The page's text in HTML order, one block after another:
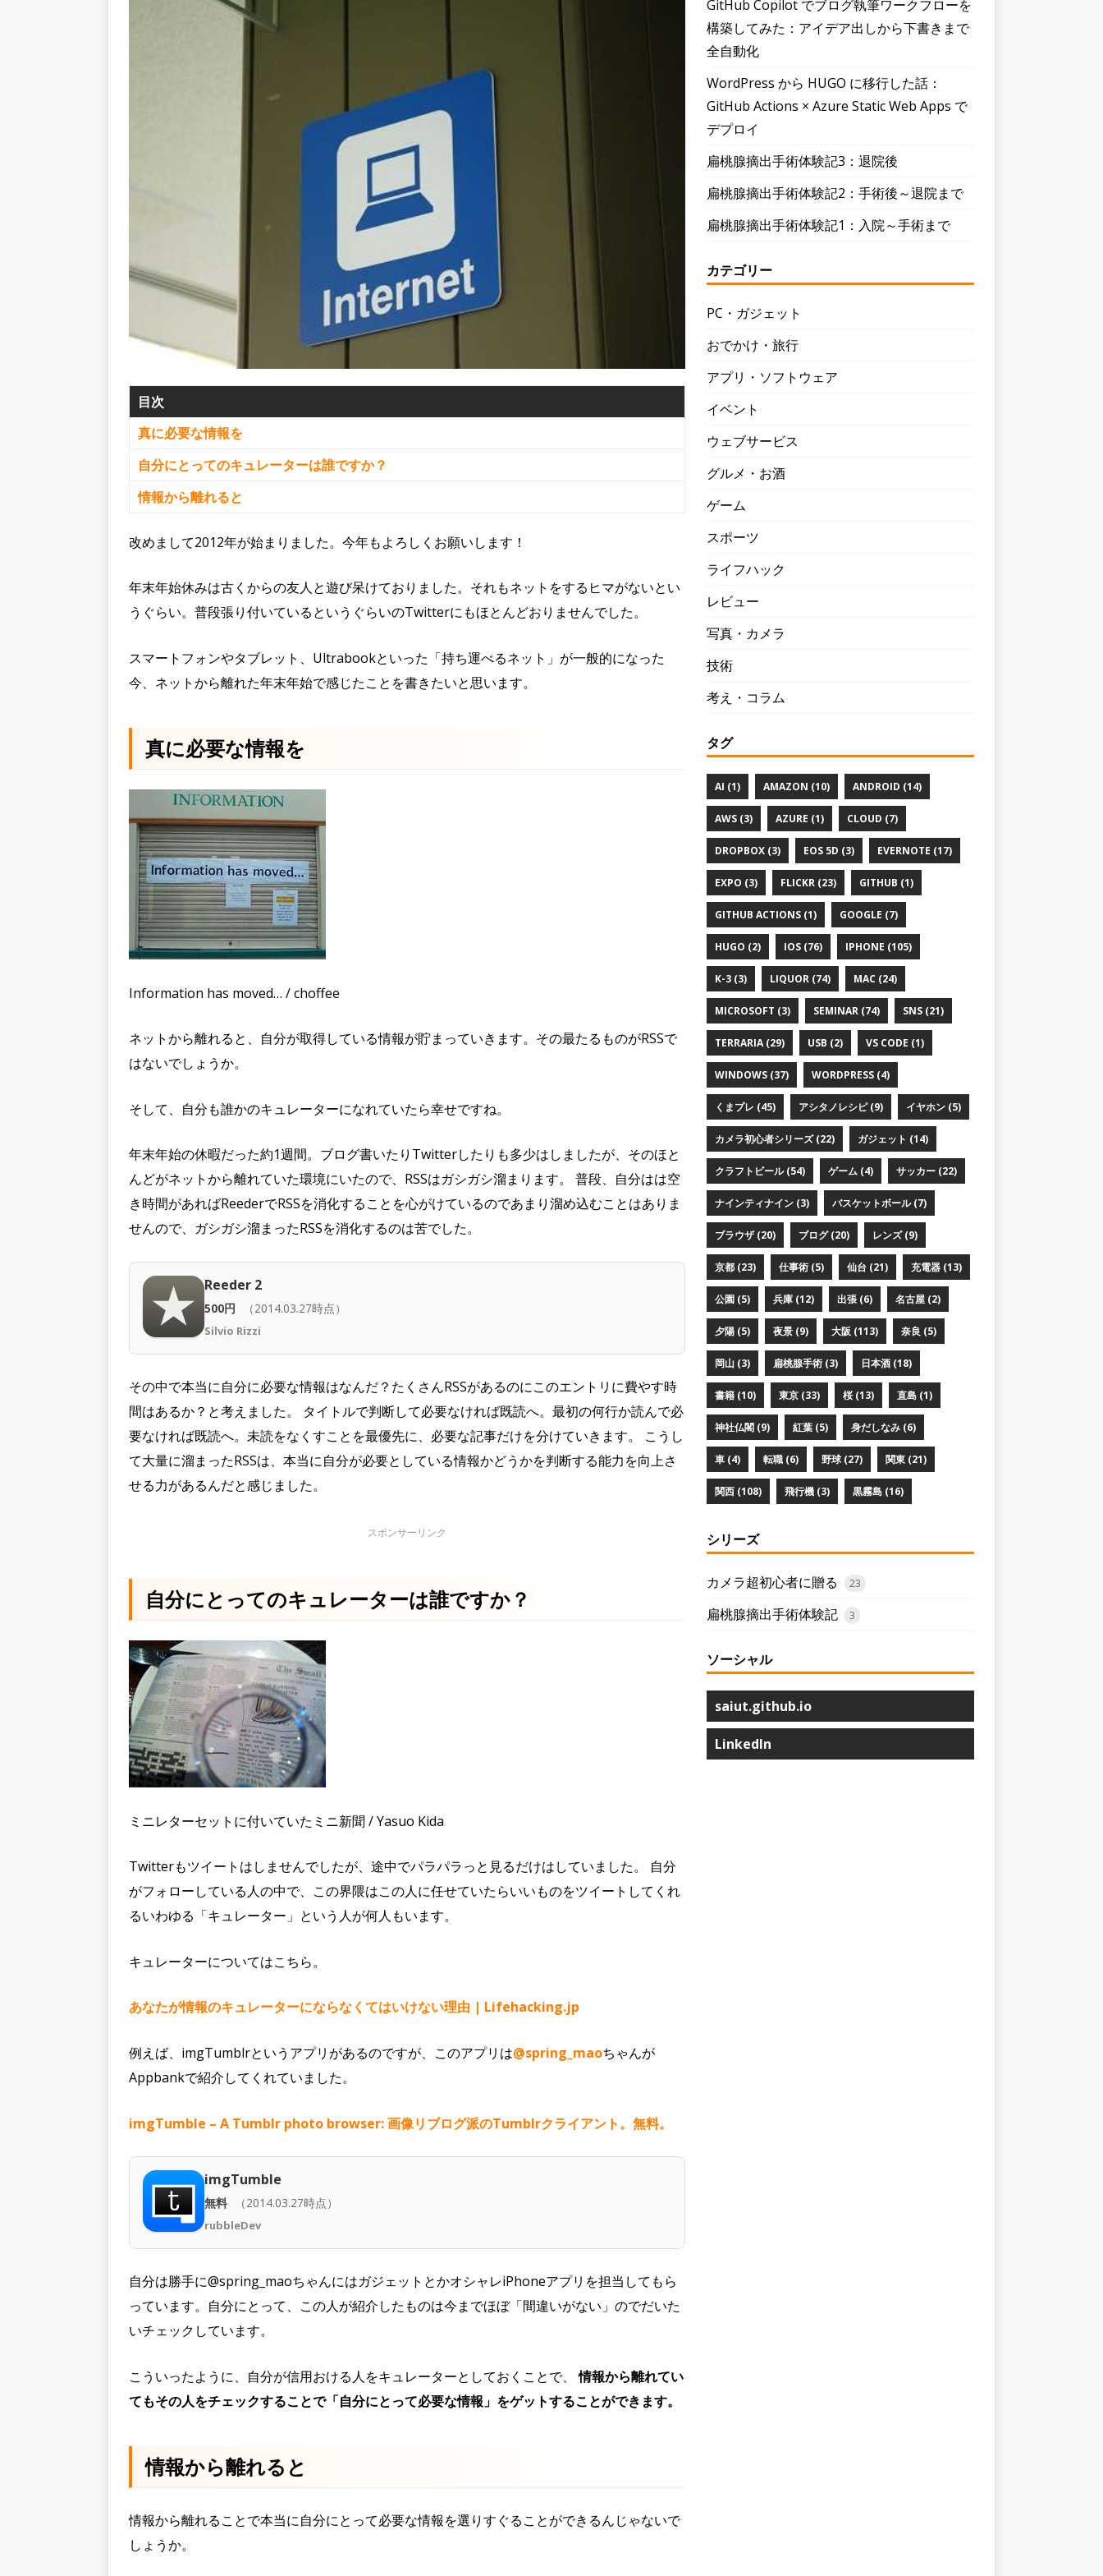
目次
真に必要な情報を
自分にとってのキュレーターは誰ですか？
情報から離れると
改めまして2012年が始まりました。今年もよろしくお願いします！
年末年始休みは古くからの友人と遊び呆けておりました。それもネットをするヒマがないとい
うぐらい。普段張り付いているというぐらいのTwitterにもほとんどおりませんでした。
スマートフォンやタブレット、Ultrabookといった「持ち運べるネット」が一般的になった
今、ネットから離れた年末年始で感じたことを書きたいと思います。
真に必要な情報を
Information has moved… / choffee
ネットから離れると、自分が取得している情報が貯まっていきます。その最たるものがRSSで
はないでしょうか。
そして、自分も誰かのキュレーターになれていたら幸せですね。
年末年始の休暇だった約1週間。ブログ書いたりTwitterしたりも多少はしましたが、そのほと
んどがネットから離れていた環境にいたので、RSSはガシガシ溜まります。 普段、自分はは空
き時間があればReederでRSSを消化することを心がけているのであまり溜め込むことはありま
せんので、ガシガシ溜まったRSSを消化するのは苦でした。
Reeder 2
500円 （2014.03.27時点）
Silvio Rizzi
その中で本当に自分に必要な情報はなんだ？たくさんRSSがあるのにこのエントリに費やす時
間はあるか？と考えました。 タイトルで判断して必要なければ既読へ。最初の何行か読んで必
要なければ既読へ。未読をなくすことを最優先に、必要な記事だけを分けていきます。 こうし
て大量に溜まったRSSは、本当に自分が必要としている情報かどうかを判断する能力を向上さ
せる力があるんだと感じました。
自分にとってのキュレーターは誰ですか？
ミニレターセットに付いていたミニ新聞 / Yasuo Kida
Twitterもツイートはしませんでしたが、途中でパラパラっと見るだけはしていました。 自分
がフォローしている人の中で、この界隈はこの人に任せていたらいいものをツイートしてくれ
るいわゆる「キュレーター」という人が何人もいます。
キュレーターについてはこちら。
あなたが情報のキュレーターにならなくてはいけない理由 | Lifehacking.jp
例えば、imgTumblrというアプリがあるのですが、このアプリは@spring_maoちゃんが
Appbankで紹介してくれていました。
imgTumble – A Tumblr photo browser: 画像リブログ派のTumblrクライアント。無料。
imgTumble
無料 （2014.03.27時点）
rubbleDev
自分は勝手に@spring_maoちゃんにはガジェットとかオシャレiPhoneアプリを担当してもら
っています。自分にとって、この人が紹介したものは今までほぼ「間違いがない」のでだいた
いチェックしています。
こういったように、自分が信用おける人をキュレーターとしておくことで、情報から離れてい
てもその人をチェックすることで「自分にとって必要な情報」をゲットすることができます。
情報から離れると
情報から離れることで本当に自分にとって必要な情報を選りすぐることができるんじゃないで
しょうか。
GitHub Copilot でブログ執筆ワークフローを
構築してみた：アイデア出しから下書きまで
全自動化
WordPress から HUGO に移行した話：
GitHub Actions × Azure Static Web Apps で
デプロイ
扁桃腺摘出手術体験記3：退院後
扁桃腺摘出手術体験記2：手術後～退院まで
扁桃腺摘出手術体験記1：入院～手術まで
カテゴリー
PC・ガジェット
おでかけ・旅行
アプリ・ソフトウェア
イベント
ウェブサービス
グルメ・お酒
ゲーム
スポーツ
ライフハック
レビュー
写真・カメラ
技術
考え・コラム
タグ
AI (1) AMAZON (10) ANDROID (14)
AWS (3) AZURE (1) CLOUD (7)
DROPBOX (3) EOS 5D (3) EVERNOTE (17)
EXPO (3) FLICKR (23) GITHUB (1)
GITHUB ACTIONS (1) GOOGLE (7)
HUGO (2) IOS (76) IPHONE (105)
K-3 (3) LIQUOR (74) MAC (24)
MICROSOFT (3) SEMINAR (74) SNS (21)
TERRARIA (29) USB (2) VS CODE (1)
WINDOWS (37) WORDPRESS (4)
くまプレ (45) アシタノレシピ (9) イヤホン (5)
カメラ初心者シリーズ (22) ガジェット (14)
クラフトビール (54) ゲーム (4) サッカー (22)
ナインティナイン (3) バスケットボール (7)
ブラウザ (20) ブログ (20) レンズ (9)
京都 (23) 仕事術 (5) 仙台 (21) 充電器 (13)
公園 (5) 兵庫 (12) 出張 (6) 名古屋 (2)
夕陽 (5) 夜景 (9) 大阪 (113) 奈良 (5)
岡山 (3) 扁桃腺手術 (3) 日本酒 (18)
書籍 (10) 東京 (33) 桜 (13) 直島 (1)
神社仏閣 (9) 紅葉 (5) 身だしなみ (6)
車 (4) 転職 (6) 野球 (27) 関東 (21)
関西 (108) 飛行機 (3) 黒霧島 (16)
シリーズ
カメラ超初心者に贈る 23
扁桃腺摘出手術体験記 3
ソーシャル
saiut.github.io
LinkedIn